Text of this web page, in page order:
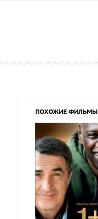
ПОХОЖИЕ ФИЛЬМЫ